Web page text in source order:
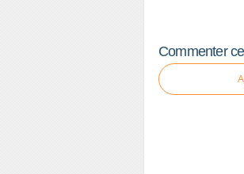
Commenter